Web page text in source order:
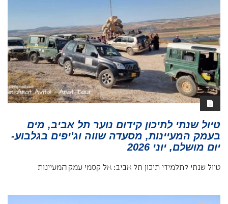
טיול שנתי לתיכון קידום נוער תל אביב, מים
בעמק המעיינות, מסעדה שווה וג'יפים בגלבוע-
יום מושלם, יוני 2026
טיול שנתי לתלמידי תיכון תל אביב: אל קסמי עמק המעיינות